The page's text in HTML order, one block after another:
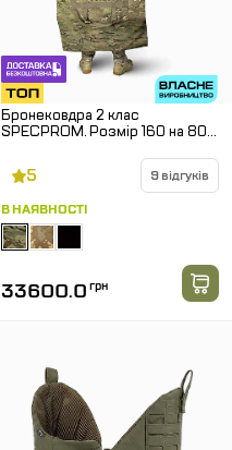
Бронековдра 2 клас
SPECPROM. Розмір 160 на 80
5 9 відгуків
В НАЯВНОСТІ
33600.0 грн